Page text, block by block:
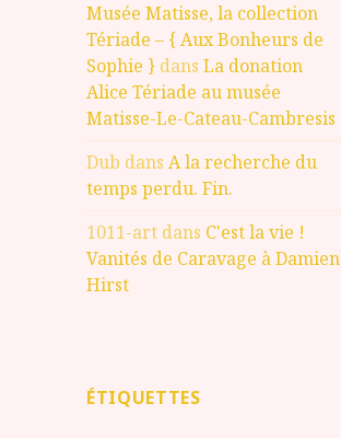
Musée Matisse, la collection
Tériade – { Aux Bonheurs de
Sophie } dansLa donation
Alice Tériade au musée
Matisse-Le-Cateau-Cambresis
Dub dansA la recherche du
temps perdu. Fin.
1011-art dans C'est la vie !
Vanités de Caravage à Damien
Hirst
ÉTIQUETTES